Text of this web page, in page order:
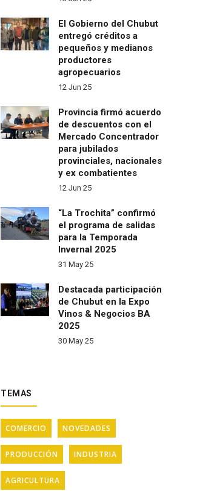
El Gobierno del Chubut
entregó créditos a
pequeños y medianos
productores
agropecuarios
12 Jun 25
Provincia firmó acuerdo
de descuentos con el
Mercado Concentrador
para jubilados
provinciales, nacionales
y ex combatientes
12 Jun 25
“La Trochita” confirmó
el programa de salidas
para la Temporada
Invernal 2025
31 May 25
Destacada participación
de Chubut en la Expo
Vinos & Negocios BA
2025
30 May 25
TEMAS
COMERCIO NOVEDADES
PRODUCCIÓN INDUSTRIA
AGRICULTURA